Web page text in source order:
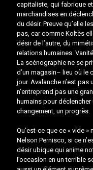
capitaliste, qui fabrique
marchandises en
du désir. Preuve qu’elle
pas, car comme Koltès
désir de l’autre, du
relations humaines.
La scénographie ne se
d’un magasin– lieu où le
jour. Avalanche n’est pas
n’entreprend pas une
humains pour
changement, un progrès.
Qu’est-ce que ce « vide
Nelson Pernisco, si ce
désir ubique qui anime
l’occasion en un terrible